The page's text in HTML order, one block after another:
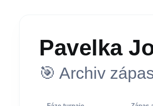
Pavelka
🎯 Archiv